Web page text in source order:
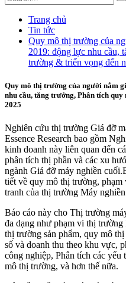
Trang chủ
Tin tức
Quy mô thị trường của
2019: động lực nhu cầu,
trường & triển vọng đến
Quy mô thị trường của người nắm
nhu cầu, tăng trưởng, Phân tích
2025
Nghiên cứu thị trường Giá đỡ
Essence Research bao gồm
kinh doanh này liên quan đến
phân tích thị phần và các xu
ngành Giá đỡ máy nghiền
tiết về quy mô thị trường,
tranh của thị trường Máy
Báo cáo này cho Thị trường
đa dạng như phạm vi thị
thị trường sản phẩm, quy mô
số và doanh thu theo khu vực,
công nghiệp, Phân tích các
mô thị trường, và hơn thế nữa.